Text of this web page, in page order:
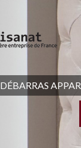
DÉBARRAS